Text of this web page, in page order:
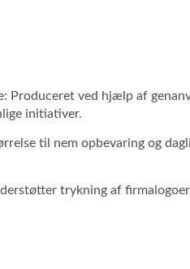
Produceret ved hjælp af
initiativer.
til nem opbevaring og
trykning af